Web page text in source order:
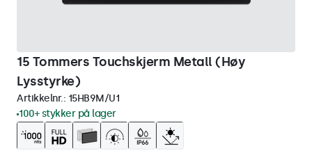
15 Tommers Touchskjerm Metall (Høy
Lysstyrke)
Artikkelnr.: 15HB9M/U1
100+ stykker på lager